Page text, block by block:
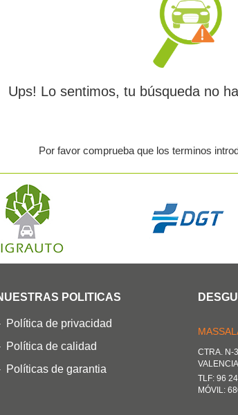
Ups! Lo sentimos, tu búsqueda no
Por favor comprueba que los terminos
POLITICAS
Política de privacidad
Política de calidad
Políticas de garantia
CTRA. N-
VALENCIA
TLF: 96
MÓVIL: